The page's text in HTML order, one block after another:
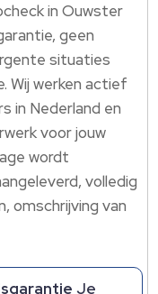
in Ouwster
geen
situaties
Wij werken actief
in Nederland en
voor jouw
wordt
volledig
omschrijving van
Je